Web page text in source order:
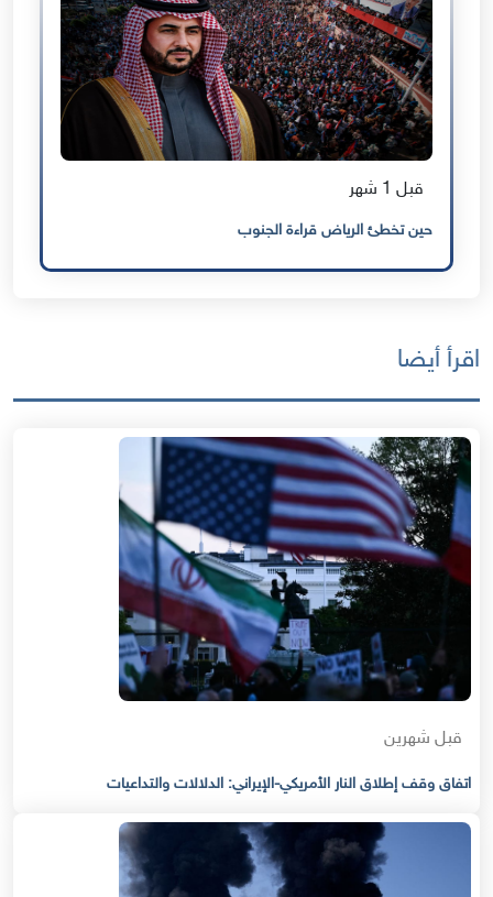
قبل 1 شهر
حين تخطئ الرياض قراءة الجنوب
اقرأ أيضا
قبل شهرين
اتفاق وقف إطلاق النار الأمريكي-الإيراني: الدلالات والتداعيات